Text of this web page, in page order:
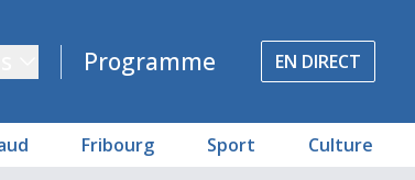
Programme EN DIRECT
Fribourg Sport Culture